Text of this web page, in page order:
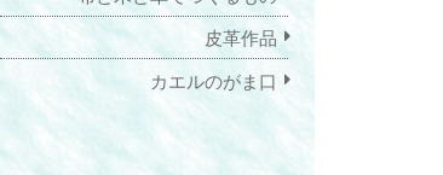
皮革作品
カエルのがま口